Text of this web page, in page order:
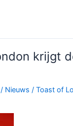
krijgt
/ Nieuws /Toast of